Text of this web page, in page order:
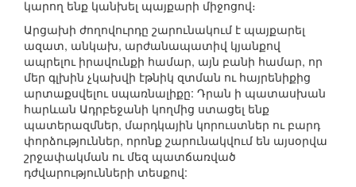
կարող ենք կանխել պայքարի միջոցով։
Արցախի ժողովուրդը շարունակում է պայքարել
ազատ, անկախ, արժանապատիվ կյանքով
ապրելու իրավունքի համար, այն բանի համար, որ
մեր գլխին չկախվի էթնիկ զտման ու հայրենիքից
արտաքսվելու սպառնալիքը: Դրան ի պատասխան
հարևան Ադրբեջանի կողմից ստացել ենք
պատերազմներ, մարդկային կորուստներ ու բարդ
փորձություններ, որոնք շարունակվում են այսօրվա
շրջափակման ու մեզ պատճառված
դժվարությունների տեսքով: